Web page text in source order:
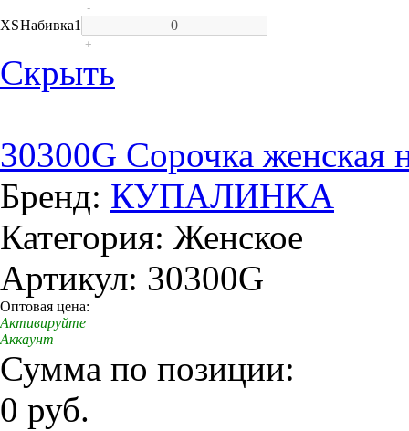
XSНабивка1
-
+
Скрыть
30300G Сорочка женская
Бренд: КУПАЛИНКА
Категория: Женское
Артикул: 30300G
Оптовая цена:
Активируйте
Аккаунт
Сумма по позиции:
0 руб.